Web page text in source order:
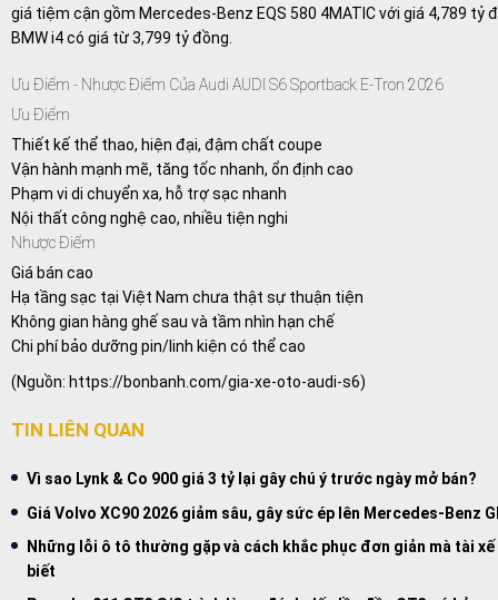
giá tiệm cận gồm Mercedes-Benz EQS 580 4MATIC với giá 4,789 tỷ
BMW i4 có giá từ 3,799 tỷ đồng.
Ưu Điểm - Nhược Điểm Của Audi AUDI S6 Sportback E-Tron 2026
Ưu Điểm
Thiết kế thể thao, hiện đại, đậm chất coupe
Vận hành mạnh mẽ, tăng tốc nhanh, ổn định cao
Phạm vi di chuyển xa, hỗ trợ sạc nhanh
Nội thất công nghệ cao, nhiều tiện nghi
Nhược Điểm
Giá bán cao
Hạ tầng sạc tại Việt Nam chưa thật sự thuận tiện
Không gian hàng ghế sau và tầm nhìn hạn chế
Chi phí bảo dưỡng pin/linh kiện có thể cao
(Nguồn: https://bonbanh.com/gia-xe-oto-audi-s6)
TIN LIÊN QUAN
Vì sao Lynk & Co 900 giá 3 tỷ lại gây chú ý trước ngày mở bán?
Giá Volvo XC90 2026 giảm sâu, gây sức ép lên Mercedes-Benz
Những lỗi ô tô thường gặp và cách khắc phục đơn giản mà tài xế
biết